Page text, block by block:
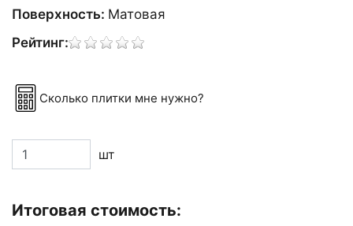
Поверхность: Матовая
Рейтинг:
Сколько плитки мне нужно?
шт
Итоговая стоимость: